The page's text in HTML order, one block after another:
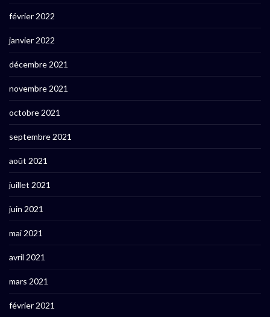
février 2022
janvier 2022
décembre 2021
novembre 2021
octobre 2021
septembre 2021
août 2021
juillet 2021
juin 2021
mai 2021
avril 2021
mars 2021
février 2021